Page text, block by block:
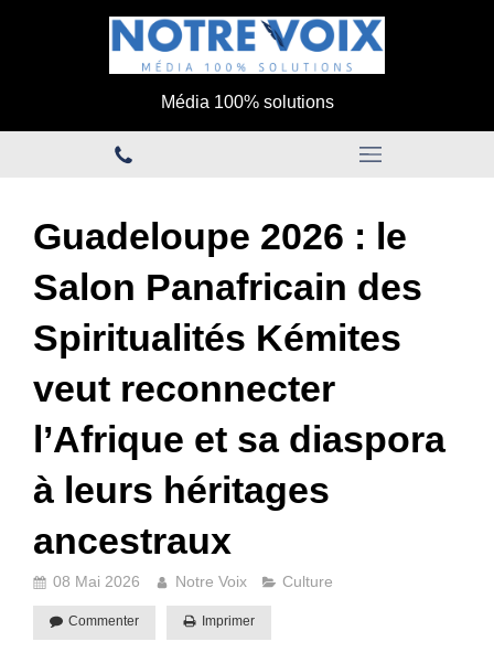
Média 100% solutions
Guadeloupe 2026 : le
Salon Panafricain des
Spiritualités Kémites
veut reconnecter
l’Afrique et sa diaspora
à leurs héritages
ancestraux
08 Mai 2026 Notre Voix Culture
Commenter Imprimer